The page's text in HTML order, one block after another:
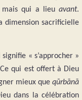
mais qui a lieu avant.
dimension sacrificielle
« s’approcher »
qui est offert à Dieu
mieux que qūrbānā
dans la célébration